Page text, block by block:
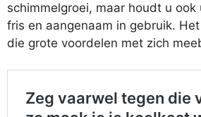
schimmelgroei, maar houdt u ook
fris en aangenaam in gebruik.
die grote voordelen met zich